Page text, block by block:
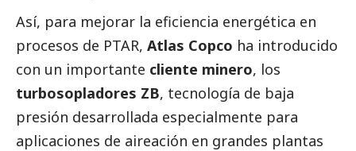
Así, para mejorar la eficiencia energética en
procesos de PTAR, Atlas Copco ha introducido
con un importante cliente minero, los
turbosopladores ZB, tecnología de baja
presión desarrollada especialmente para
aplicaciones de aireación en grandes plantas